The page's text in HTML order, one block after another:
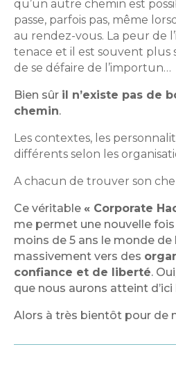
qu’un autre chemin est
passe, parfois pas, même
au rendez-vous. La peur de
tenace et il est souvent plus
de se défaire de l’importun…
Bien sûr il n’existe pas de
chemin.
Les contextes, les
différents selon les
A chacun de trouver son
Ce véritable « Corporate
me permet une nouvelle
moins de 5 ans le monde de
massivement vers des
confiance et de liberté.
que nous aurons atteint
Alors à très bientôt pour de